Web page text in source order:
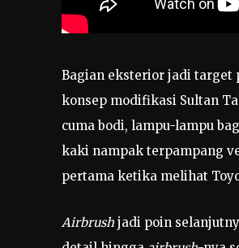
Bagian eksterior jadi target
konsep modifikasi Sultan
cuma bodi, lampu-lampu
kaki nampak terpampang
pertama ketika melihat
Airbrush jadi poin